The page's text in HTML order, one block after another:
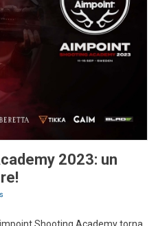
2023: un